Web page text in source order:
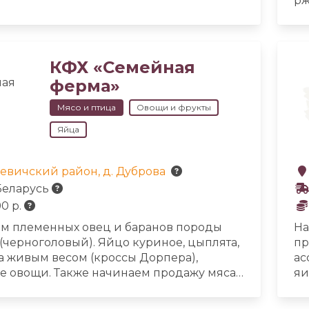
Огромный ассортимент. Доставка на
КФХ «Семейная
ферма»
Мясо и птица Овощи и фрукты
Яйца
район, д. Дуброва
р.
племенных овец и баранов породы
Яйцо куриное, цыплята,
живым весом (кроссы Дорпера),
овощи. Также начинаем продажу мяса